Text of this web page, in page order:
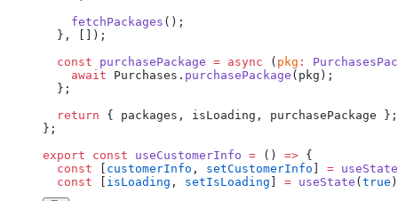
    fetchPackages
();
  }, []);
  const
purchasePackage = async ( pkg :
    await
Purchases. purchasePackage (pkg);
  };
  return
{ packages, isLoading, purchasePackage };
};
export const useCustomerInfo = () => {
  const
customerInfo , setCustomerInfo = useState
  const
isLoading , setIsLoading = useState ( true